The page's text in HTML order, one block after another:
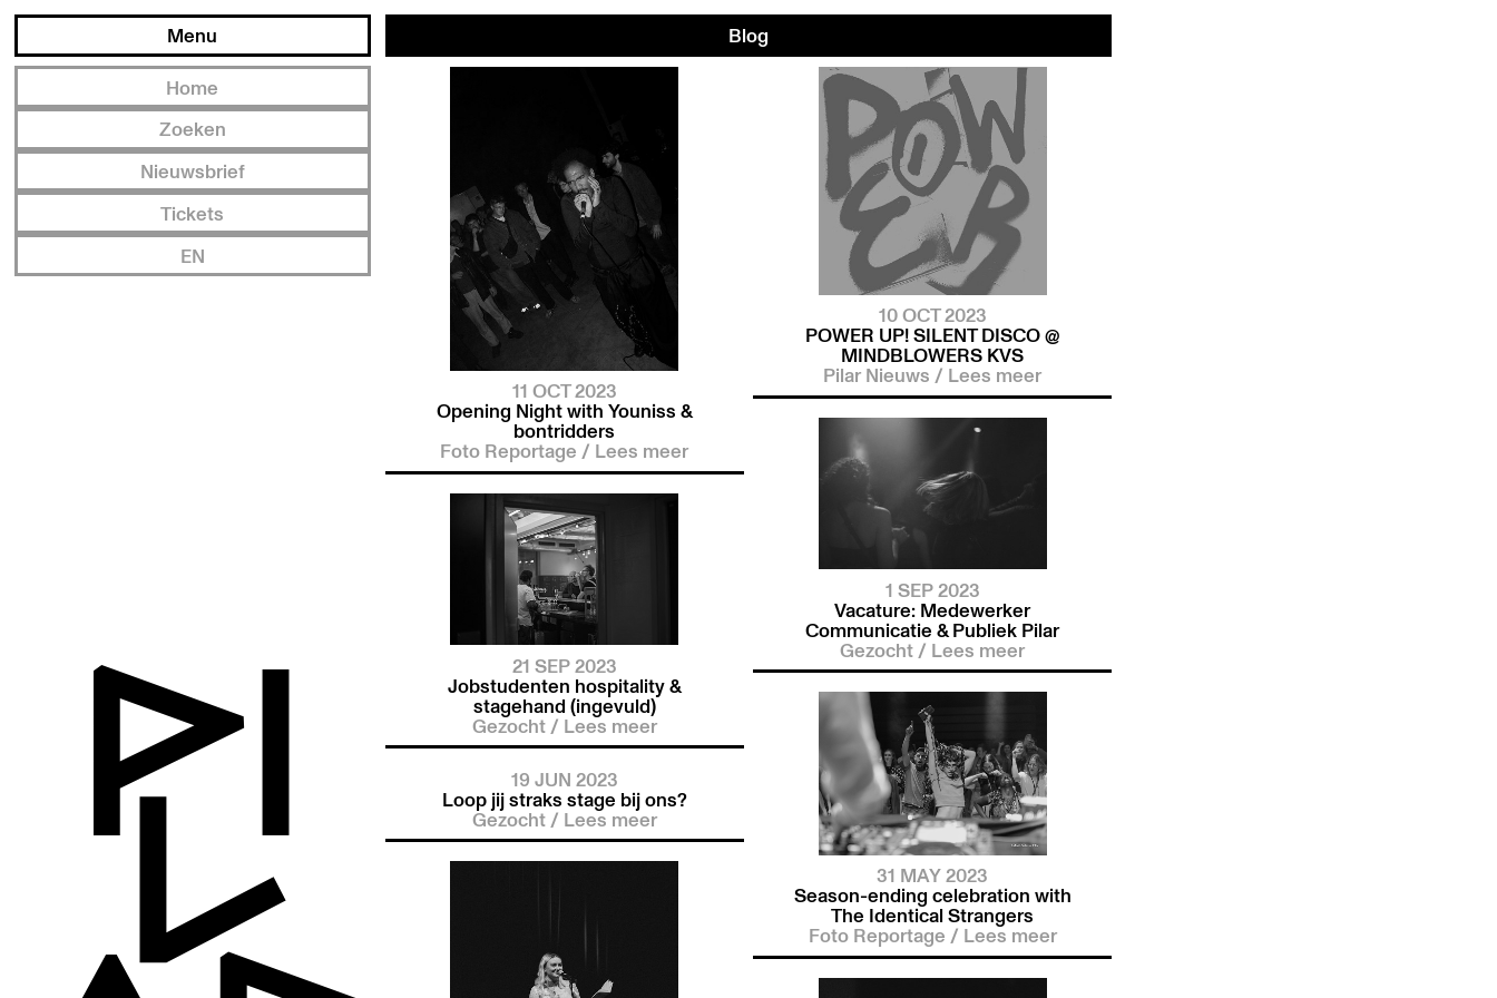
Menu
Home
Zoeken
Nieuwsbrief
Tickets
EN
Blog
11 OCT 2023
Opening Night with Youniss &
bontridders
Foto Reportage / Lees meer
21 SEP 2023
Jobstudenten hospitality &
stagehand (ingevuld)
Gezocht / Lees meer
19 JUN 2023
Loop jij straks stage bij ons?
Gezocht / Lees meer
10 OCT 2023
POWER UP! SILENT DISCO @
MINDBLOWERS KVS
Pilar Nieuws / Lees meer
1 SEP 2023
Vacature: Medewerker
Communicatie & Publiek Pilar
Gezocht / Lees meer
31 MAY 2023
Season-ending celebration with
The Identical Strangers
Foto Reportage / Lees meer